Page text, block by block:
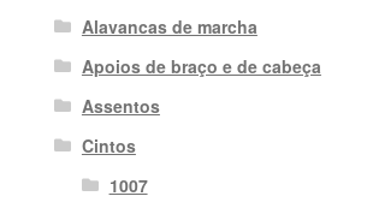
Alavancas de marcha
Apoios de braço e de cabeça
Assentos
Cintos
1007